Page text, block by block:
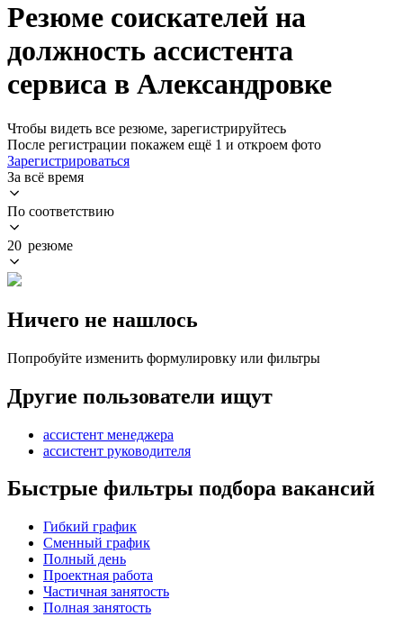
Резюме соискателей на
должность ассистента
сервиса в Александровке
Чтобы видеть все резюме, зарегистрируйтесь
После регистрации покажем ещё 1 и откроем фото
Зарегистрироваться
За всё время
По соответствию
20 резюме
Ничего не нашлось
Попробуйте изменить формулировку или фильтры
Другие пользователи ищут
ассистент менеджера
ассистент руководителя
Быстрые фильтры подбора вакансий
Гибкий график
Сменный график
Полный день
Проектная работа
Частичная занятость
Полная занятость